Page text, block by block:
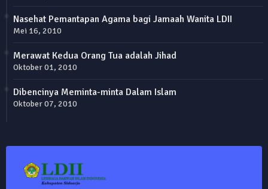
Nasehat Pemantapan Agama bagi Jamaah Wanita LDII
Mei 16, 2010
Merawat Kedua Orang Tua adalah Jihad
Oktober 01, 2010
Dibencinya Meminta-minta Dalam Islam
Oktober 07, 2010